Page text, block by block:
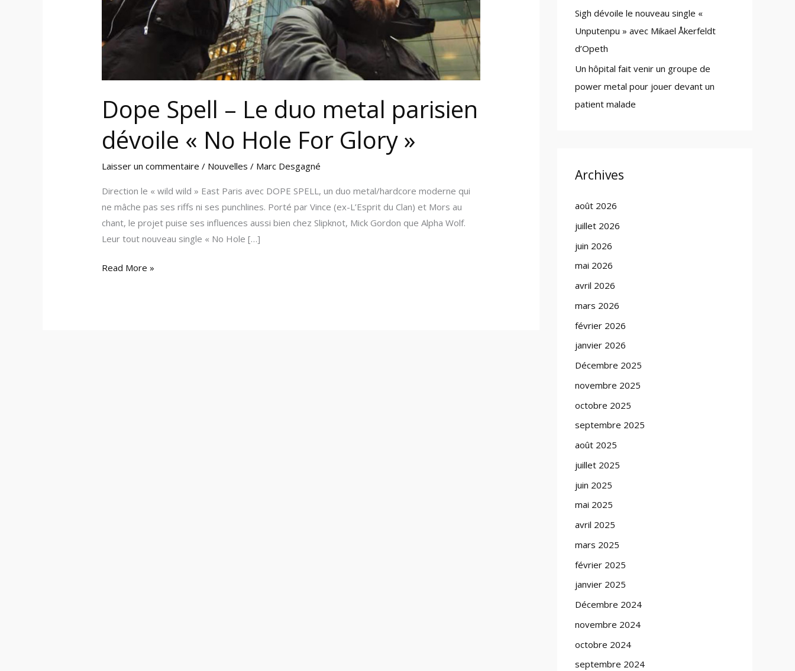
Dope Spell – Le duo metal parisien
dévoile « No Hole For Glory »
Laisser un commentaire / Nouvelles / Marc Desgagné
Direction le « wild wild » East Paris avec DOPE SPELL, un duo metal/hardcore moderne qui
ne mâche pas ses riffs ni ses punchlines. Porté par Vince (ex-L’Esprit du Clan) et Mors au
chant, le projet puise ses influences aussi bien chez Slipknot, Mick Gordon que Alpha Wolf.
Leur tout nouveau single « No Hole […]
No
Hole
For
Read More »
Sigh dévoile le nouveau single «
Unputenpu » avec Mikael Åkerfeldt
d’Opeth
Un hôpital fait venir un groupe de
power metal pour jouer devant un
patient malade
Archives
août 2026
juillet 2026
juin 2026
mai 2026
avril 2026
mars 2026
février 2026
janvier 2026
Décembre 2025
novembre 2025
octobre 2025
septembre 2025
août 2025
juillet 2025
juin 2025
mai 2025
avril 2025
mars 2025
février 2025
janvier 2025
Décembre 2024
novembre 2024
octobre 2024
septembre 2024